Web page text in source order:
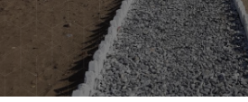
Постоянно повышаем
обеспечиваем
безопасность, охрану
среды.